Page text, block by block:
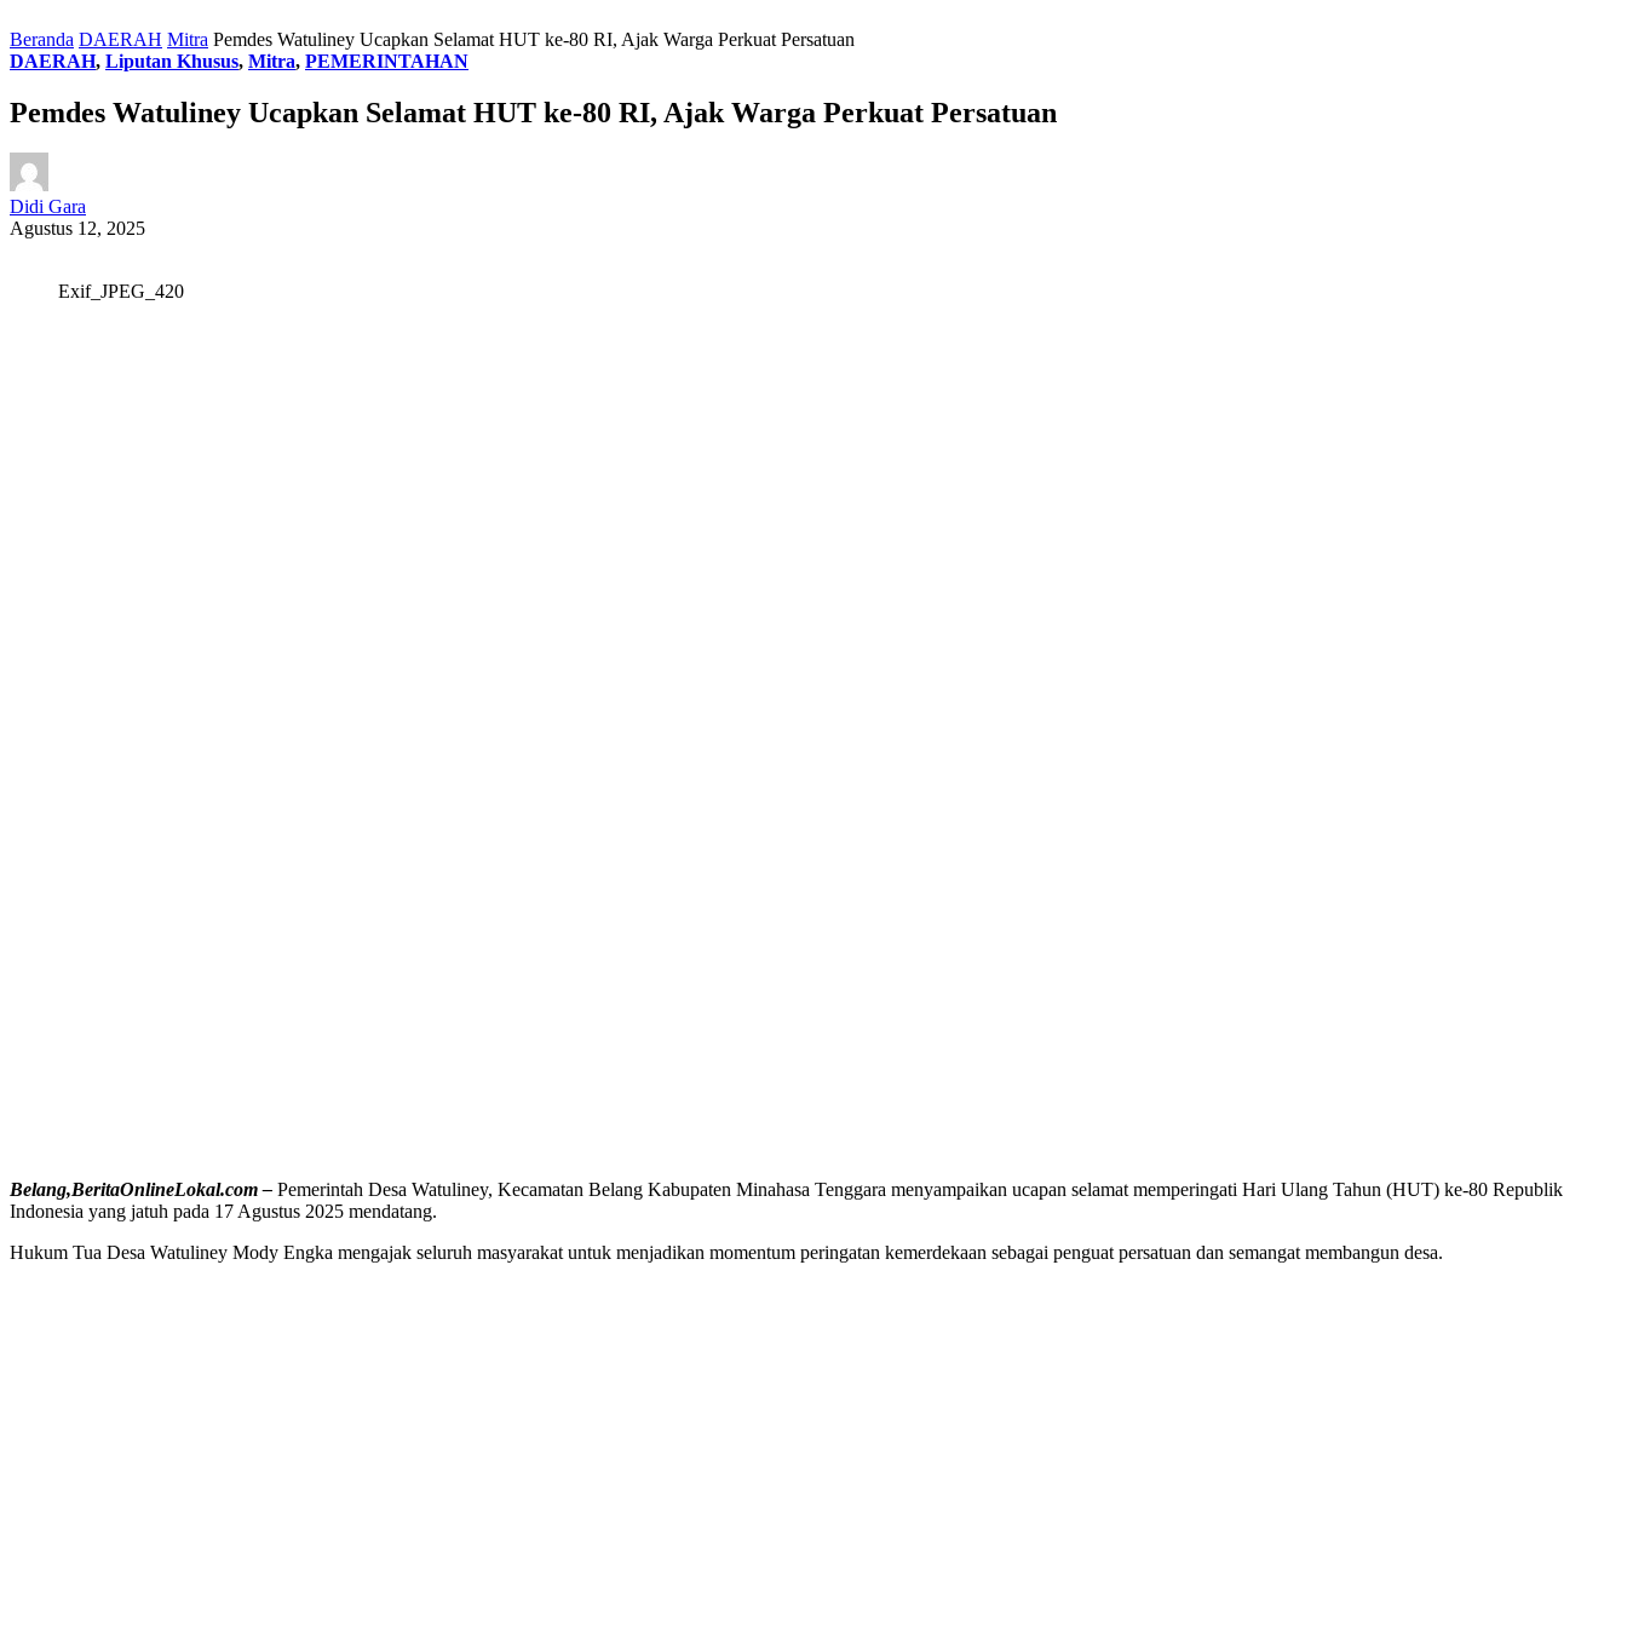
Beranda DAERAH Mitra Pemdes Watuliney Ucapkan Selamat HUT ke-80 RI, Ajak Warga Perkuat Persatuan
DAERAH, Liputan Khusus, Mitra, PEMERINTAHAN
Pemdes Watuliney Ucapkan Selamat HUT ke-80 RI, Ajak Warga Perkuat Persatuan
Didi Gara
Agustus 12, 2025
Exif_JPEG_420
Belang,BeritaOnlineLokal.com – Pemerintah Desa Watuliney, Kecamatan Belang Kabupaten Minahasa Tenggara menyampaikan ucapan selamat memperingati Hari Ulang Tahun (HUT) ke-80 Republik
Indonesia yang jatuh pada 17 Agustus 2025 mendatang.
Hukum Tua Desa Watuliney Mody Engka mengajak seluruh masyarakat untuk menjadikan momentum peringatan kemerdekaan sebagai penguat persatuan dan semangat membangun desa.